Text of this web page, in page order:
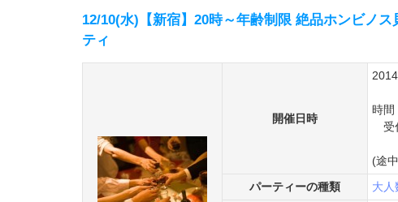
12/10(水)【新宿】20時～年齢制限 絶品ホンビノ
ティ
開催日時
時
受
(途
パーティーの種類
大人